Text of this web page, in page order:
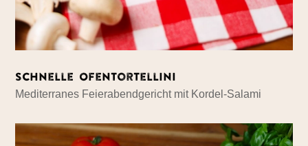
Schnelle Ofentortellini
Mediterranes Feierabendgericht mit Kordel-Salami